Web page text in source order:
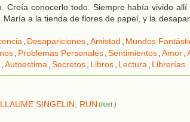
Creía conocerlo todo. Siempre había vivido
a la tienda de flores de papel, y la
, Desapariciones,Amistad , Mundos
, Problemas Personales,Sentimientos,Amor,
,Autoestima,Secretos, Libros, Lectura, Librerías.
SINGELIN, RUN (ilust.)